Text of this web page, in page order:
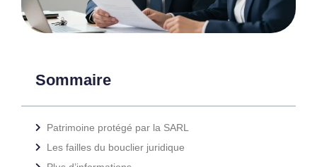
Sommaire
Patrimoine protégé par la SARL
Les failles du bouclier juridique